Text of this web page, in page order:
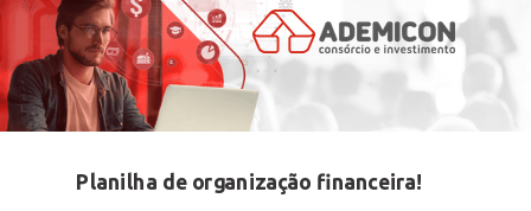
Planilha de organização financeira!